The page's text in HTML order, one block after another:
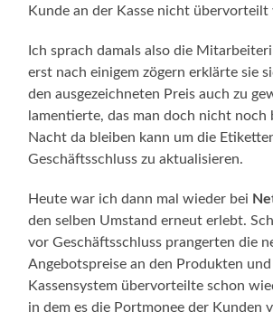
Kunde an der Kasse nicht übervorteilt
Ich sprach damals also die
erst nach einigem zögern erklärte sie
den ausgezeichneten Preis auch zu
lamentierte, das man doch nicht noch
Nacht da bleiben kann um die
Geschäftsschluss zu aktualisieren.
Heute war ich dann mal wieder bei
den selben Umstand erneut erlebt.
vor Geschäftsschluss prangerten die
Angebotspreise an den Produkten und
Kassensystem übervorteilte schon
in dem es die Portmonee der Kunden